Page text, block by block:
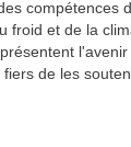
compétences
froid et de la
l'avenir
de les